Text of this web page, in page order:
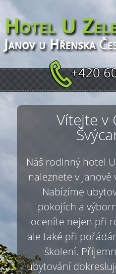
Vítejte v
Náš rodinný hotel
naleznete v
Nabízíme
pokojích a
oceníte nejen při
ale také při
školení.
ubytování